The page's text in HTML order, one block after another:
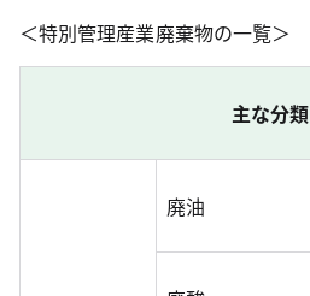
＜特別管理産業廃棄物の一覧＞
主な分類
廃油